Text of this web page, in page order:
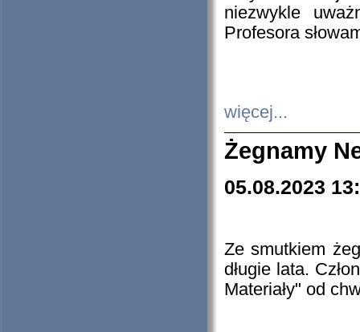
niezwykle
Profesora
więcej...
Żegnamy
05.08.2023
Ze smutkiem
długie lata.
Materiały" od